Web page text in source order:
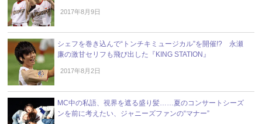
2017年8月9日
シェフを巻き込んで“トンチキミュージカル”を開催!? 永瀬
廉の激甘セリフも飛び出した『KING STATION』
2017年8月2日
MC中の私語、視界を遮る盛り髪……夏のコンサートシーズ
ンを前に考えたい、ジャニーズファンの“マナー”